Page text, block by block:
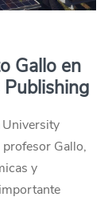
Gallo en
University
Gallo,
y